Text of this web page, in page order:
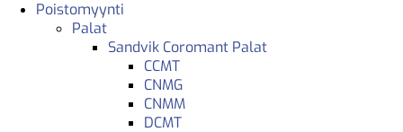
Poistomyynti
Palat
Sandvik Coromant Palat
CCMT
CNMG
CNMM
DCMT